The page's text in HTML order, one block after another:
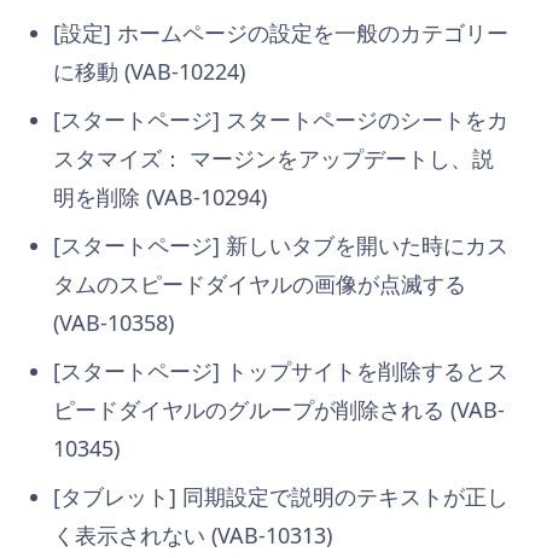
[設定] ホームページの設定を一般のカテゴリー
に移動 (VAB-10224)
[スタートページ] スタートページのシートをカ
スタマイズ： マージンをアップデートし、説
明を削除 (VAB-10294)
[スタートページ] 新しいタブを開いた時にカス
タムのスピードダイヤルの画像が点滅する
(VAB-10358)
[スタートページ] トップサイトを削除するとス
ピードダイヤルのグループが削除される (VAB-
10345)
[タブレット] 同期設定で説明のテキストが正し
く表示されない (VAB-10313)